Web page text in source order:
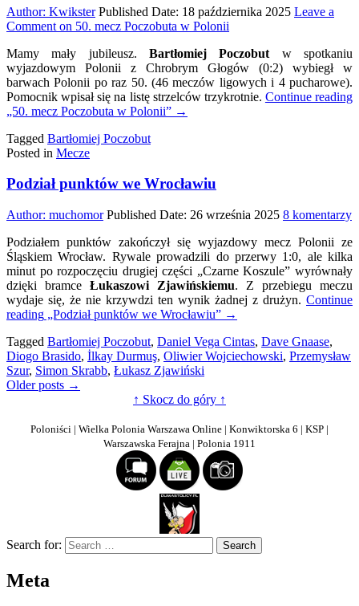
Author: Kwikster Published Date: 18 października 2025 Leave a
Comment on 50. mecz Poczobuta w Polonii
Mamy mały jubileusz. Bartłomiej Poczobut w spotkaniu
wyjazdowym Polonii z Chrobrym Głogów (0:2) wybiegł w
barwach Polonii po raz 50. (46 meczów ligowych i 4 pucharowe).
Pomocnik wpisał się na listę strzelców trzykrotnie. Continue reading
„50. mecz Poczobuta w Polonii” →
Tagged Bartłomiej Poczobut
Posted in Mecze
Podział punktów we Wrocławiu
Author: muchomor Published Date: 26 września 2025 8 komentarzy
Podziałem punktów zakończył się wyjazdowy mecz Polonii ze
Śląskiem Wrocław. Rywale prowadzili do przerwy 1:0, ale kilka
minut po rozpoczęciu drugiej części „Czarne Koszule” wyrównały
dzięki bramce Łukaszowi Zjawińskiemu. Z przebiegu meczu
wydaje się, że nie krzywdzi ten wynik żadnej z drużyn. Continue
reading „Podział punktów we Wrocławiu” →
Tagged Bartłomiej Poczobut, Daniel Vega Cintas, Dave Gnaase,
Diogo Brasido, İlkay Durmuş, Oliwier Wojciechowski, Przemysław
Szur, Simon Skrabb, Łukasz Zjawiński
Nawigacja
wpisach
Older posts →
↑ Skocz do góry ↑
Poloniści | Wielka Polonia Warszawa Online | Konwiktorska 6 | KSP |
Warszawska Ferajna | Polonia 1911
Search for:
Meta